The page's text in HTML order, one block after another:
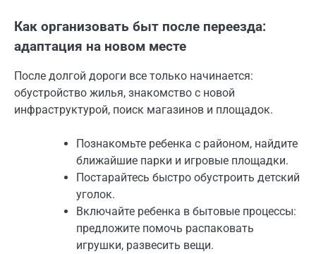
Как организовать быт после переезда:
адаптация на новом месте
После долгой дороги все только начинается:
обустройство жилья, знакомство с новой
инфраструктурой, поиск магазинов и площадок.
Познакомьте ребенка с районом, найдите
ближайшие парки и игровые площадки.
Постарайтесь быстро обустроить детский
уголок.
Включайте ребенка в бытовые процессы:
предложите помочь распаковать
игрушки, развесить вещи.